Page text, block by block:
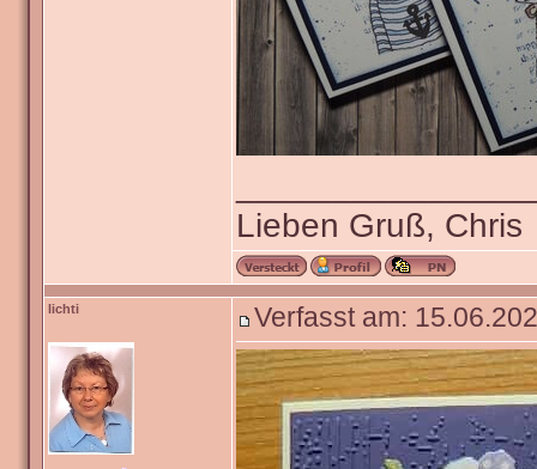
Lieben Gruß, Chris
lichti Verfasst am: